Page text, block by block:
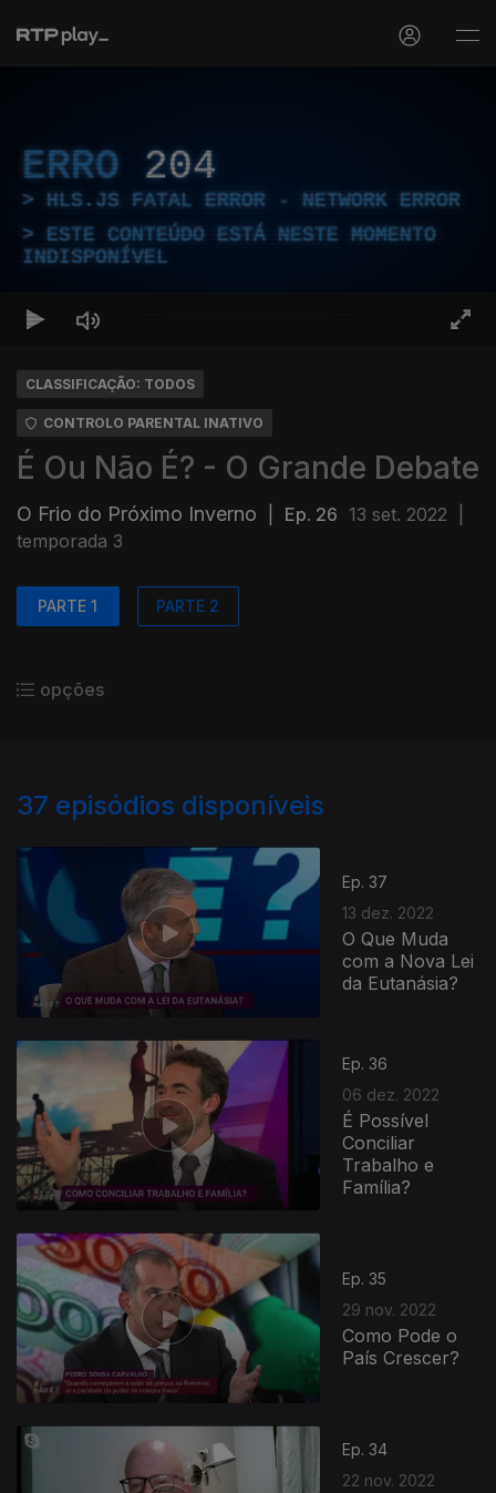
ERRO 204
HLS.JS FATAL ERROR - NETWORK ERROR
ESTE CONTEÚDO ESTÁ NESTE MOMENTO
INDISPONÍVEL
CLASSIFICAÇÃO: TODOS
CONTROLO PARENTAL INATIVO
É Ou Não É? - O Grande Debate
O Frio do Próximo Inverno Ep. 26 13 set. 2022
temporada 3
PARTE 1 PARTE 2
opções
37 episódios disponíveis
Ep. 37
13 dez. 2022
O Que Muda
com a Nova Lei
da Eutanásia?
Ep. 36
06 dez. 2022
É Possível
Conciliar
Trabalho e
Família?
Ep. 35
29 nov. 2022
Como Pode o
País Crescer?
Ep. 34
22 nov. 2022